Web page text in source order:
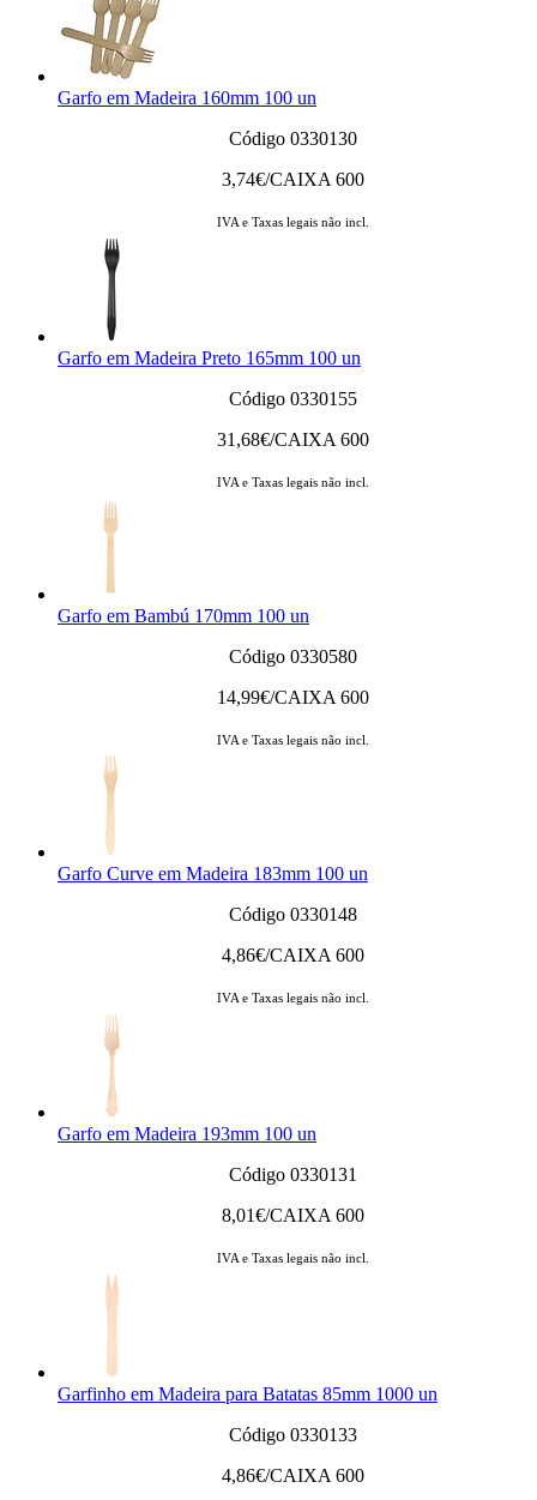
Garfo em Madeira 160mm 100 un
Código 0330130
3,74€/CAIXA 600
IVA e Taxas legais não incl.
Garfo em Madeira Preto 165mm 100 un
Código 0330155
31,68€/CAIXA 600
IVA e Taxas legais não incl.
Garfo em Bambú 170mm 100 un
Código 0330580
14,99€/CAIXA 600
IVA e Taxas legais não incl.
Garfo Curve em Madeira 183mm 100 un
Código 0330148
4,86€/CAIXA 600
IVA e Taxas legais não incl.
Garfo em Madeira 193mm 100 un
Código 0330131
8,01€/CAIXA 600
IVA e Taxas legais não incl.
Garfinho em Madeira para Batatas 85mm 1000 un
Código 0330133
4,86€/CAIXA 600